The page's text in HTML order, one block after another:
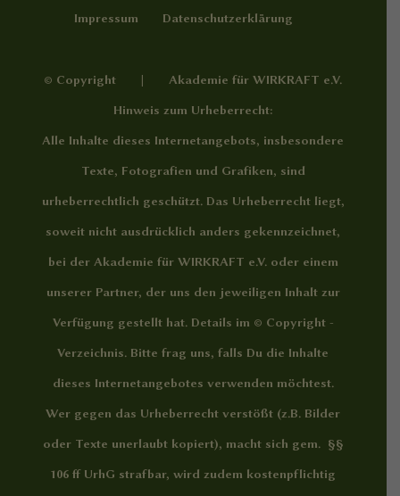
Impressum Datenschutzerklärung
© Copyright | Akademie für WIRKRAFT e.V.
Hinweis zum Urheberrecht:
Alle Inhalte dieses Internetangebots, insbesondere
Texte, Fotografien und Grafiken, sind
urheberrechtlich geschützt. Das Urheberrecht liegt,
soweit nicht ausdrücklich anders gekennzeichnet,
bei der Akademie für WIRKRAFT e.V. oder einem
unserer Partner, der uns den jeweiligen Inhalt zur
Verfügung gestellt hat. Details im © Copyright -
Verzeichnis. Bitte frag uns, falls Du die Inhalte
dieses Internetangebotes verwenden möchtest.
Wer gegen das Urheberrecht verstößt (z.B. Bilder
oder Texte unerlaubt kopiert), macht sich gem. §§
106 ff UrhG strafbar, wird zudem kostenpflichtig